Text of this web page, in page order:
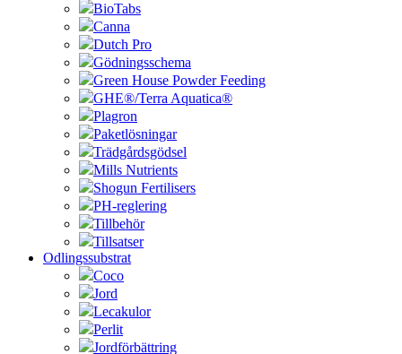
BioTabs
Canna
Dutch Pro
Gödningsschema
Green House Powder Feeding
GHE®/Terra Aquatica®
Plagron
Paketlösningar
Trädgårdsgödsel
Mills Nutrients
Shogun Fertilisers
PH-reglering
Tillbehör
Tillsatser
Odlingssubstrat
Coco
Jord
Lecakulor
Perlit
Jordförbättring